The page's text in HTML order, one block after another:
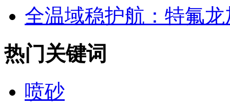
全温域稳护航：特氟龙
热门关键词
喷砂